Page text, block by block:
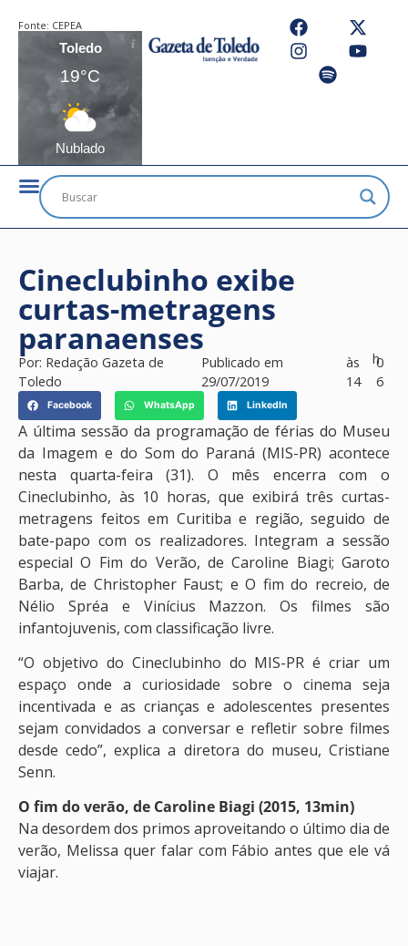
Fonte: CEPEA
Toledo
19°C
Nublado
Cineclubinho exibe
curtas-metragens
paranaenses
Por: Redação Gazeta de
Toledo
Publicado em
29/07/2019
às
14
h0
6
Facebook WhatsApp LinkedIn
A última sessão da programação de férias do Museu
da Imagem e do Som do Paraná (MIS-PR) acontece
nesta quarta-feira (31). O mês encerra com o
Cineclubinho, às 10 horas, que exibirá três curtas-
metragens feitos em Curitiba e região, seguido de
bate-papo com os realizadores. Integram a sessão
especial O Fim do Verão, de Caroline Biagi; Garoto
Barba, de Christopher Faust; e O fim do recreio, de
Nélio Spréa e Vinícius Mazzon. Os filmes são
infantojuvenis, com classificação livre.
“O objetivo do Cineclubinho do MIS-PR é criar um
espaço onde a curiosidade sobre o cinema seja
incentivada e as crianças e adolescentes presentes
sejam convidados a conversar e refletir sobre filmes
desde cedo”, explica a diretora do museu, Cristiane
Senn.
O fim do verão, de Caroline Biagi (2015, 13min)
Na desordem dos primos aproveitando o último dia de
verão, Melissa quer falar com Fábio antes que ele vá
viajar.